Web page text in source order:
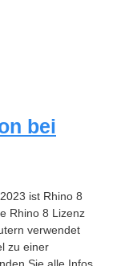
bei
ist Rhino 8
Rhino 8 Lizenz
verwendet
zu einer